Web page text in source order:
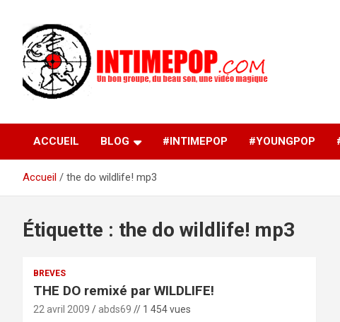
contenu
intimepop.com
musiques actuelles pop rock, post-rock, indé sur Lyon. rock pop
concert lyon
ACCUEIL BLOG #INTIMEPOP #YOUNGPOP
Accueil the do wildlife! mp3
Étiquette : the do wildlife! mp3
BREVES
THE DO remixé par WILDLIFE!
22 avril 2009 abds69 // 1 454 vues